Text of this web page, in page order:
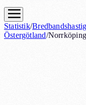
Statistik/
Östergötland/Norrköping